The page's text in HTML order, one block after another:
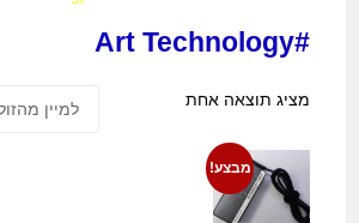
#Art Technology
מציג תוצאה אחת
מבצע!